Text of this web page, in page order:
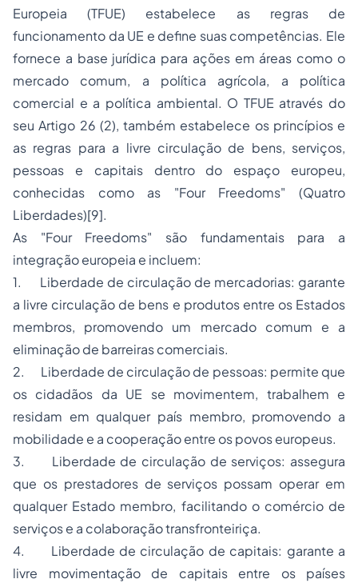
Europeia (TFUE) estabelece as regras de
funcionamento da UE e define suas competências. Ele
fornece a base jurídica para ações em áreas como o
mercado comum, a política agrícola, a política
comercial e a política ambiental. O TFUE através do
seu Artigo 26 (2), também estabelece os princípios e
as regras para a livre circulação de bens, serviços,
pessoas e capitais dentro do espaço europeu,
conhecidas como as "Four Freedoms" (Quatro
Liberdades)[9].
As "Four Freedoms" são fundamentais para a
integração europeia e incluem:
1. Liberdade de circulação de mercadorias: garante
a livre circulação de bens e produtos entre os Estados
membros, promovendo um mercado comum e a
eliminação de barreiras comerciais.
2. Liberdade de circulação de pessoas: permite que
os cidadãos da UE se movimentem, trabalhem e
residam em qualquer país membro, promovendo a
mobilidade e a cooperação entre os povos europeus.
3. Liberdade de circulação de serviços: assegura
que os prestadores de serviços possam operar em
qualquer Estado membro, facilitando o comércio de
serviços e a colaboração transfronteiriça.
4. Liberdade de circulação de capitais: garante a
livre movimentação de capitais entre os países